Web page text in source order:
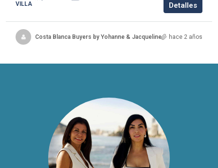
VILLA Detalles
Costa Blanca Buyers by Yohanne & Jacqueline hace 2 años